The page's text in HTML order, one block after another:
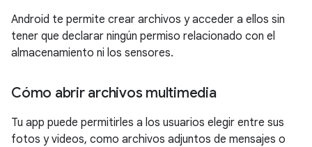
Android te permite crear archivos y acceder a ellos sin
tener que declarar ningún permiso relacionado con el
almacenamiento ni los sensores.
Cómo abrir archivos multimedia
Tu app puede permitirles a los usuarios elegir entre sus
fotos y videos, como archivos adjuntos de mensajes o